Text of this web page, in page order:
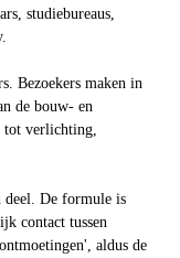
studiebureaus,
Bezoekers maken in
de bouw- en
tot verlichting,
deel. De formule is
contact tussen
aldus de